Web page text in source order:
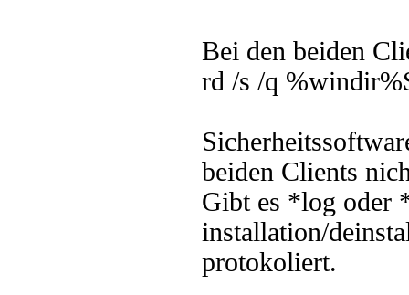
Bei den beiden
rd /s /q
beiden Clients
Gibt es *log oder
installation/
protokoliert.